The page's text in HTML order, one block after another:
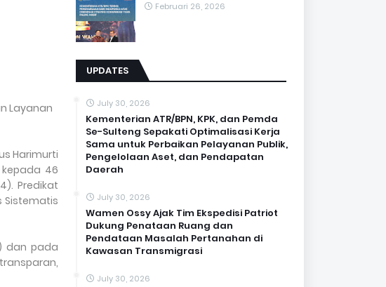
Layanan
Harimurti
kepada 46
Predikat
Sistematis
dan pada
Februari 26, 2026
UPDATES
July 30, 2026
Kementerian ATR/BPN, KPK, dan Pemda
Se-Sulteng Sepakati Optimalisasi Kerja
Sama untuk Perbaikan Pelayanan Publik,
Pengelolaan Aset, dan Pendapatan
Daerah
July 30, 2026
Wamen Ossy Ajak Tim Ekspedisi Patriot
Dukung Penataan Ruang dan
Pendataan Masalah Pertanahan di
Kawasan Transmigrasi
July 30, 2026